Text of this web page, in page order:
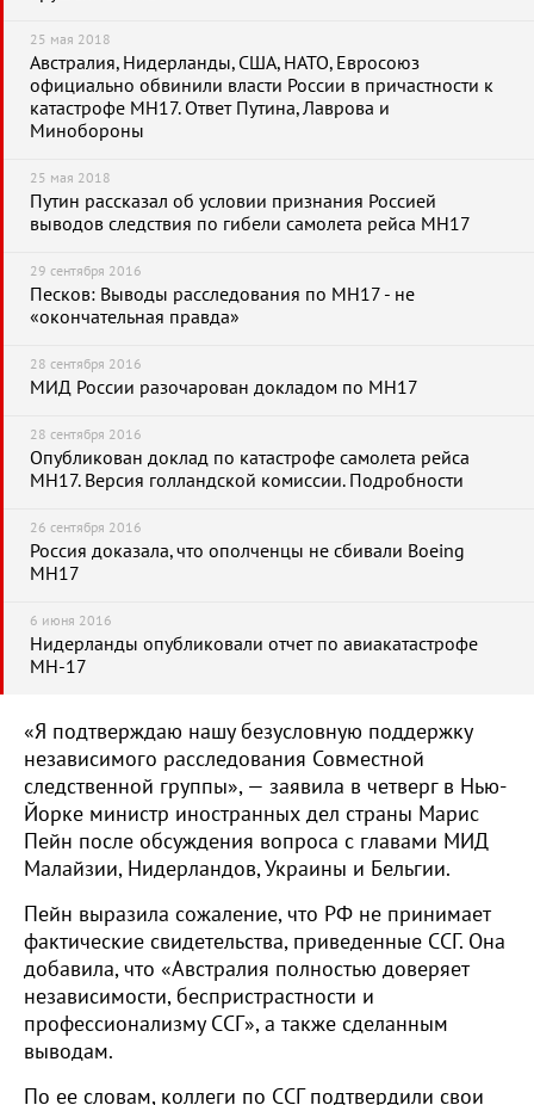
25 мая 2018
Австралия, Нидерланды, США, НАТО, Евросоюз
официально обвинили власти России в причастности к
катастрофе MH17. Ответ Путина, Лаврова и
Минобороны
25 мая 2018
Путин рассказал об условии признания Россией
выводов следствия по гибели самолета рейса MH17
29 сентября 2016
Песков: Выводы расследования по MH17 - не
«окончательная правда»
28 сентября 2016
МИД России разочарован докладом по МН17
28 сентября 2016
Опубликован доклад по катастрофе самолета рейса
MH17. Версия голландской комиссии. Подробности
26 сентября 2016
Россия доказала, что ополченцы не сбивали Boeing
MH17
6 июня 2016
Нидерланды опубликовали отчет по авиакатастрофе
MH-17
«Я подтверждаю нашу безусловную поддержку
независимого расследования Совместной
следственной группы», — заявила в четверг в Нью-
Йорке министр иностранных дел страны Марис
Пейн после обсуждения вопроса с главами МИД
Малайзии, Нидерландов, Украины и Бельгии.
Пейн выразила сожаление, что РФ не принимает
фактические свидетельства, приведенные ССГ. Она
добавила, что «Австралия полностью доверяет
независимости, беспристрастности и
профессионализму ССГ», а также сделанным
выводам.
По ее словам, коллеги по ССГ подтвердили свои